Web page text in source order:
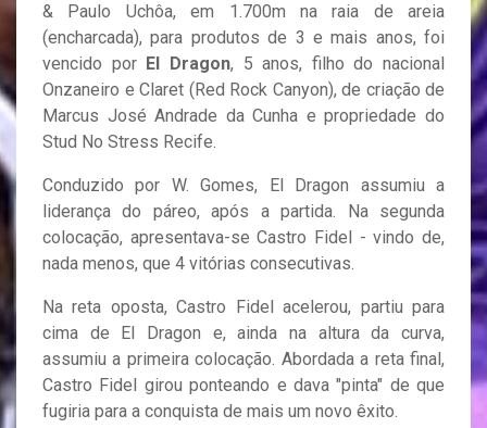
& Paulo Uchôa, em 1.700m na raia de areia
(encharcada), para produtos de 3 e mais anos, foi
vencido por El Dragon, 5 anos, filho do nacional
Onzaneiro e Claret (Red Rock Canyon), de criação de
Marcus José Andrade da Cunha e propriedade do
Stud No Stress Recife.
Conduzido por W. Gomes, El Dragon assumiu a
liderança do páreo, após a partida. Na segunda
colocação, apresentava-se Castro Fidel - vindo de,
nada menos, que 4 vitórias consecutivas.
Na reta oposta, Castro Fidel acelerou, partiu para
cima de El Dragon e, ainda na altura da curva,
assumiu a primeira colocação. Abordada a reta final,
Castro Fidel girou ponteando e dava "pinta" de que
fugiria para a conquista de mais um novo êxito.